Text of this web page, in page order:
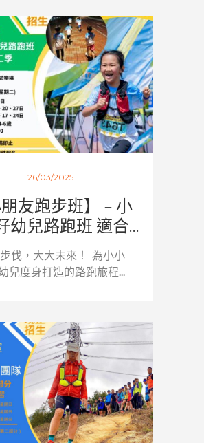
26/03/2025
朋友跑步班】 – 小
幼兒路跑班 適合...
伐，大大未來！ 為小小
兒度身打造的路跑旅程...